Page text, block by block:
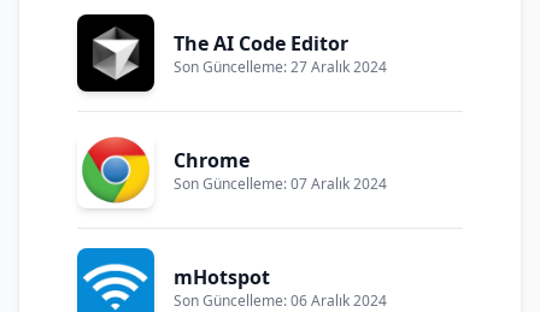
The AI Code Editor
Son Güncelleme: 27 Aralık 2024
Chrome
Son Güncelleme: 07 Aralık 2024
mHotspot
Son Güncelleme: 06 Aralık 2024